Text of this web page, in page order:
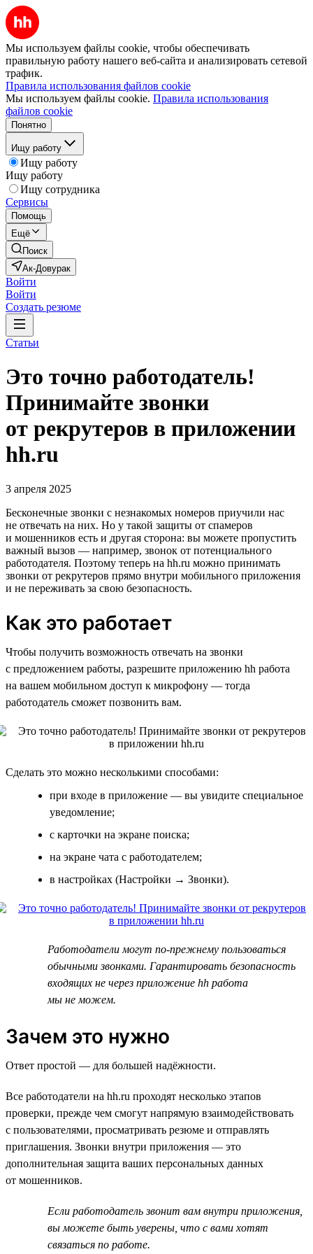
Мы используем файлы cookie, чтобы обеспечивать
правильную работу нашего веб-сайта и анализировать сетевой
трафик.
Правила использования файлов cookie
Мы используем файлы cookie. Правила использования
файлов cookie
Понятно
Ищу работу
Ищу работу
Ищу работу
Ищу сотрудника
Сервисы
Помощь
Ещё
Поиск
Ак-Довурак
Войти
Войти
Создать резюме
Статьи
Это точно работодатель!
Принимайте звонки
от рекрутеров в приложении
hh.ru
3 апреля 2025
Бесконечные звонки с незнакомых номеров приучили нас
не отвечать на них. Но у такой защиты от спамеров
и мошенников есть и другая сторона: вы можете пропустить
важный вызов — например, звонок от потенциального
работодателя. Поэтому теперь на hh.ru можно принимать
звонки от рекрутеров прямо внутри мобильного приложения
и не переживать за свою безопасность.
Как это работает
Чтобы получить возможность отвечать на звонки
с предложением работы, разрешите приложению hh работа
на вашем мобильном доступ к микрофону — тогда
работодатель сможет позвонить вам.
Сделать это можно несколькими способами:
при входе в приложение — вы увидите специальное
уведомление;
с карточки на экране поиска;
на экране чата с работодателем;
в настройках (Настройки → Звонки).
Работодатели могут по-прежнему пользоваться
обычными звонками. Гарантировать безопасность
входящих не через приложение hh работа
мы не можем.
Зачем это нужно
Ответ простой — для большей надёжности.
Все работодатели на hh.ru проходят несколько этапов
проверки, прежде чем смогут напрямую взаимодействовать
с пользователями, просматривать резюме и отправлять
приглашения. Звонки внутри приложения — это
дополнительная защита ваших персональных данных
от мошенников.
Если работодатель звонит вам внутри приложения,
вы можете быть уверены, что с вами хотят
связаться по работе.